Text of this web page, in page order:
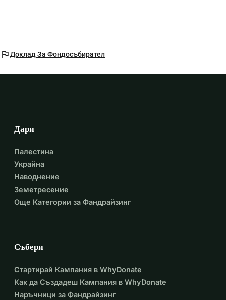
flagДоклад За Фондосъбирател
Дари
Палестина
Украйна
Наводнение
Земетресение
Още Категории за Фандрайзинг
Събери
Стартирай Кампания в WhyDonate
Как да Създадеш Кампания в WhyDonate
Наръчници за Фандрайзинг